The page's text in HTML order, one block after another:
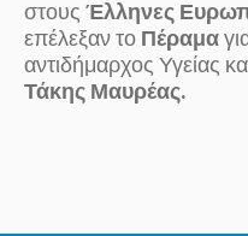
στουςΈλληνες
επέλεξαν τοΠέραμα
αντιδήμαρχος Υγείας
Τάκης Μαυρέας.